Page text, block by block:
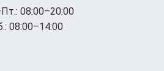
08:00–20:00
08:00–14:00